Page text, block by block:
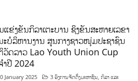
ແຂ່ງຂັນກິລາເຕະບານ ຊິງຂັນສະຫາຍເລຂາ
ະບໍລິຫານງານ ສູນກາງຊາວໜຸ່ມປະຊາຊົນ
ວັດລາວ Lao Youth Union Cup
ຳປີ 2024
January 2025 3 ອົງການຈັດຕັ້ງມະຫາຊົນ ,ກິລາ ແລະ